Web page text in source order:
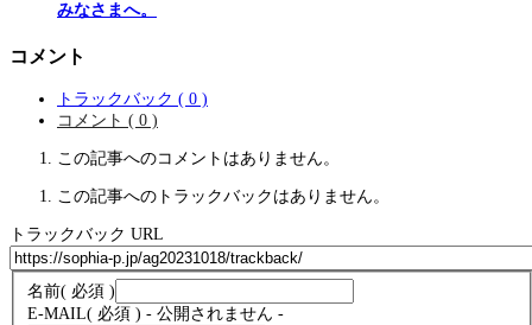
みなさまへ。
コメント
トラックバック ( 0 )
コメント ( 0 )
この記事へのコメントはありません。
この記事へのトラックバックはありません。
トラックバック URL
名前( 必須 )
E-MAIL( 必須 ) - 公開されません -